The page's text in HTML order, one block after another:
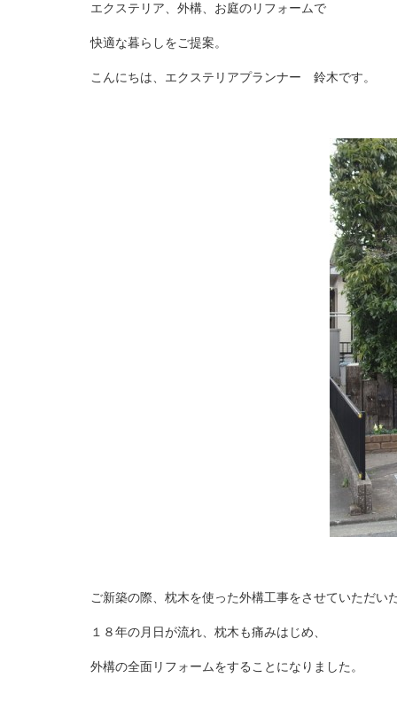
エクステリア、外構、お庭のリフォームで
快適な暮らしをご提案。
こんにちは、エクステリアプランナー 鈴木です。
ご新築の際、枕木を使った外構工事をさせていただい
１８年の月日が流れ、枕木も痛みはじめ、
外構の全面リフォームをすることになりました。